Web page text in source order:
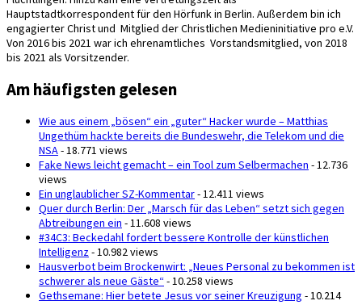
Hauptstadtkorrespondent für den Hörfunk in Berlin. Außerdem bin ich
engagierter Christ und Mitglied der Christlichen Medieninitiative pro e.V.
Von 2016 bis 2021 war ich ehrenamtliches Vorstandsmitglied, von 2018
bis 2021 als Vorsitzender.
Am häufigsten gelesen
Wie aus einem „bösen“ ein „guter“ Hacker wurde – Matthias
Ungethüm hackte bereits die Bundeswehr, die Telekom und die
NSA- 18.771 views
Fake News leicht gemacht – ein Tool zum Selbermachen - 12.736
views
Ein unglaublicher SZ-Kommentar- 12.411 views
Quer durch Berlin: Der „Marsch für das Leben“ setzt sich gegen
Abtreibungen ein - 11.608 views
#34C3: Beckedahl fordert bessere Kontrolle der künstlichen
Intelligenz- 10.982 views
Hausverbot beim Brockenwirt: „Neues Personal zu bekommen ist
schwerer als neue Gäste“- 10.258 views
Gethsemane: Hier betete Jesus vor seiner Kreuzigung - 10.214